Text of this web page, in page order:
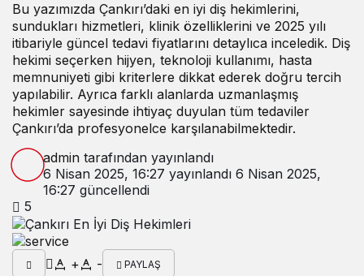
Bu yazımızda Çankırı’daki en iyi diş hekimlerini,
sundukları hizmetleri, klinik özelliklerini ve 2025 yılı
itibariyle güncel tedavi fiyatlarını detaylıca inceledik. Diş
hekimi seçerken hijyen, teknoloji kullanımı, hasta
memnuniyeti gibi kriterlere dikkat ederek doğru tercih
yapılabilir. Ayrıca farklı alanlarda uzmanlaşmış
hekimler sayesinde ihtiyaç duyulan tüm tedaviler
Çankırı’da profesyonelce karşılanabilmektedir.
admin tarafından yayınlandı
6 Nisan 2025, 16:27 yayınlandı 6 Nisan 2025,
16:27 güncellendi
5
+ - PAYLAŞ